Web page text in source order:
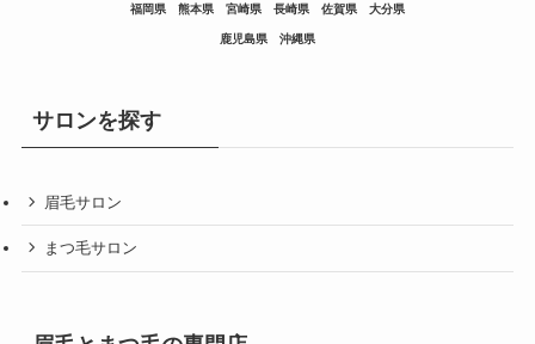
福岡県 熊本県 宮崎県 長崎県 佐賀県 大分県
鹿児島県 沖縄県
サロンを探す
眉毛サロン
まつ毛サロン